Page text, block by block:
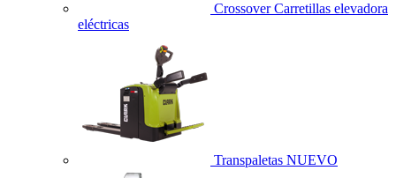
Crossover Carretillas elevadora
eléctricas
Transpaletas NUEVO